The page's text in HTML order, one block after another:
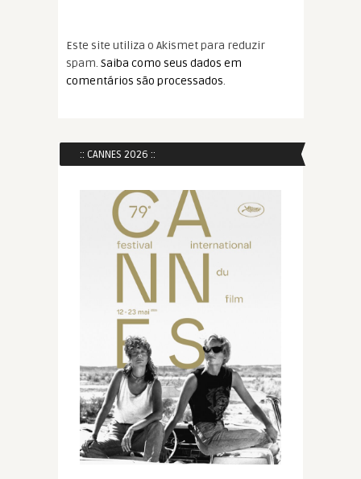
Este site utiliza o Akismet para reduzir
spam. Saiba como seus dados em
comentários são processados.
:: CANNES 2026 ::